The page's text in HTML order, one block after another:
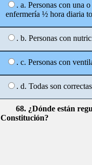
. a. Personas con una
enfermería ½ hora diaria
. b. Personas con
. c. Personas con
. d. Todas son correctas
68. ¿Dónde están
Constitución?